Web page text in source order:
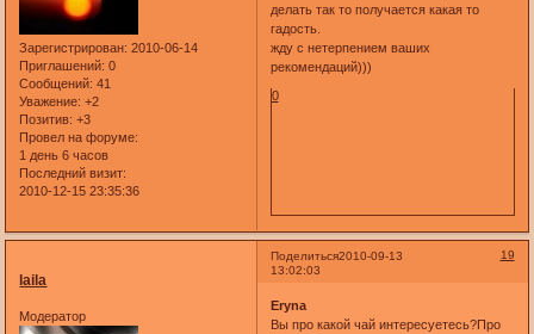
Зарегистрирован: 2010-06-14
Приглашений: 0
Сообщений: 41
Уважение: +2
Позитив: +3
Провел на форуме:
1 день 6 часов
Последний визит:
2010-12-15 23:35:36
делать так то получается какая то
гадость.
жду с нетерпением ваших
рекомендаций)))
0
Поделиться 19
2010-09-13
13:02:03
laila
Модератор
Eryna
Вы про какой чай интересуетесь?Про